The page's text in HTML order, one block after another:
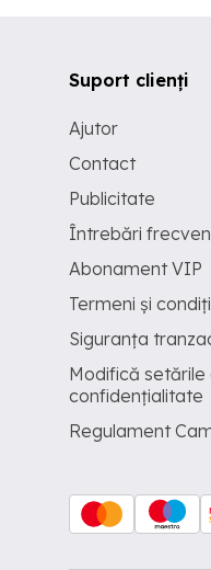
Suport clienți
Ajutor
Contact
Publicitate
Întrebări
Abonament VIP
Termeni și
Siguranța
Modifică setările
confidențialitate
Regulament